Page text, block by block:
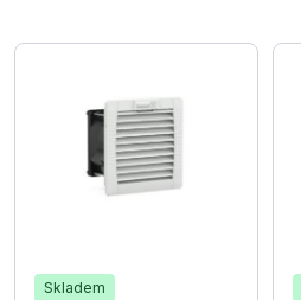
Skladem